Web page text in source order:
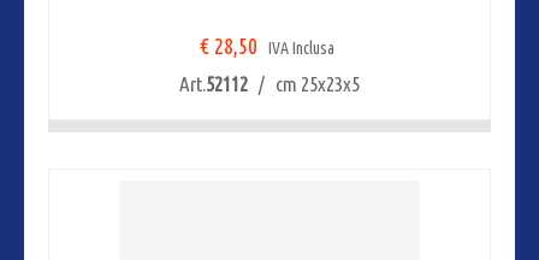
€ 28,50 IVA Inclusa
Art.52112 / cm 25x23x5